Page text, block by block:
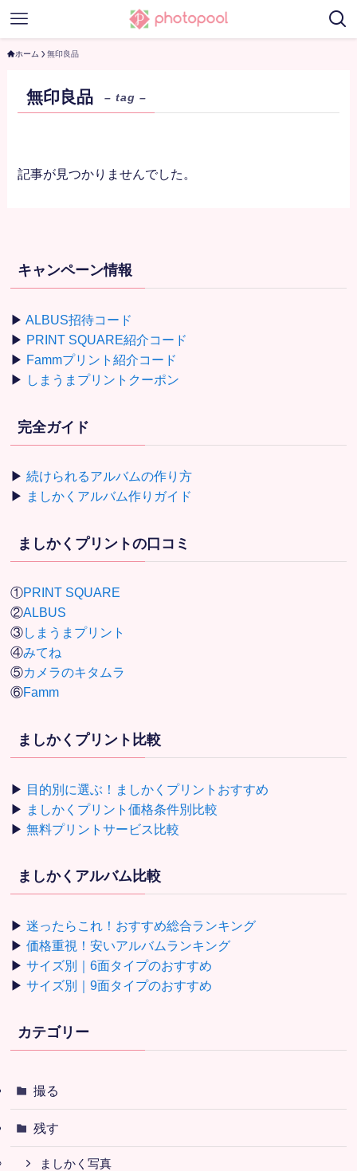
ホーム 無印良品
無印良品 – tag –
記事が見つかりませんでした。
キャンペーン情報
▶ALBUS招待コード
▶ PRINT SQUARE紹介コード
▶ Fammプリント紹介コード
▶ しまうまプリントクーポン
完全ガイド
▶続けられるアルバムの作り方
▶ ましかくアルバム作りガイド
ましかくプリントの口コミ
①PRINT SQUARE
②ALBUS
③しまうまプリント
④みてね
⑤カメラのキタムラ
⑥Famm
ましかくプリント比較
▶ 目的別に選ぶ！ましかくプリントおすすめ
▶ ましかくプリント価格条件別比較
▶無料プリントサービス比較
ましかくアルバム比較
▶迷ったらこれ！おすすめ総合ランキング
▶価格重視！安いアルバムランキング
▶サイズ別｜6面タイプのおすすめ
▶サイズ別｜9面タイプのおすすめ
カテゴリー
撮る
残す
ましかく写真